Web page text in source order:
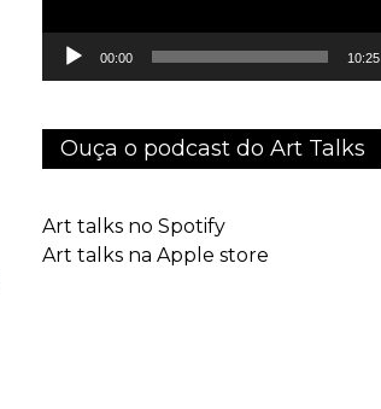
00:00 10:25
Ouça o podcast do Art Talks
Art talks no Spotify
Art talks na Apple store